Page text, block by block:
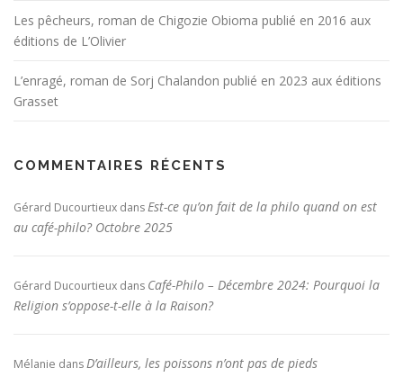
Les pêcheurs, roman de Chigozie Obioma publié en 2016 aux
éditions de L’Olivier
L’enragé, roman de Sorj Chalandon publié en 2023 aux éditions
Grasset
COMMENTAIRES RÉCENTS
Gérard Ducourtieux dansEst-ce qu’on fait de la philo quand on est
au café-philo? Octobre 2025
Gérard Ducourtieux dans Café-Philo – Décembre 2024: Pourquoi la
Religion s’oppose-t-elle à la Raison?
Mélanie dansD’ailleurs, les poissons n’ont pas de pieds